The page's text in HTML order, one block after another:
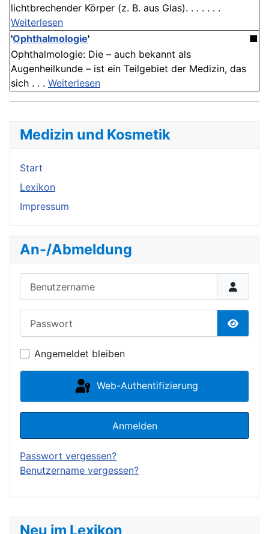
Neu im Lexikon
lichtbrechender Körper (z. B. aus Glas). . . . . . .
Weiterlesen
'Ophthalmologie'
■
Ophthalmologie: Die – auch bekannt als
Augenheilkunde – ist ein Teilgebiet der Medizin, das
sich . . . Weiterlesen
Medizin und Kosmetik
Start
Lexikon
Impressum
An-/Abmeldung
Angemeldet bleiben
Web-Authentifizierung
Anmelden
Passwort vergessen?
Benutzername vergessen?